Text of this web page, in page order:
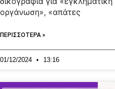
οργάνωση», «απάτες
ΠΕΡΙΣΣΟΤΕΡΑ »
01/12/2024 13:16